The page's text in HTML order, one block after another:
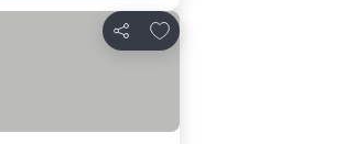
Jaa
Lisää suosikkeihin